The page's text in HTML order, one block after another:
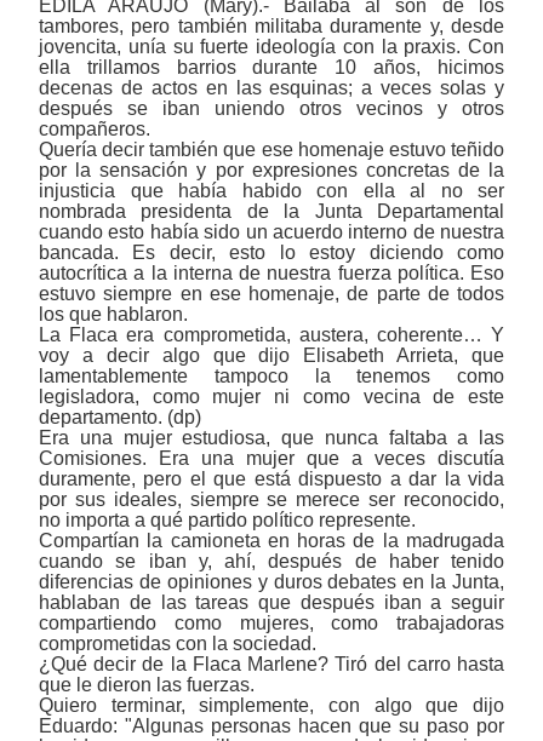
EDILA ARAÚJO (Mary).- Bailaba al son de los
tambores, pero también militaba duramente y, desde
jovencita, unía su fuerte ideología con la praxis. Con
ella trillamos barrios durante 10 años, hicimos
decenas de actos en las esquinas; a veces solas y
después se iban uniendo otros vecinos y otros
compañeros.
Quería decir también que ese homenaje estuvo teñido
por la sensación y por expresiones concretas de la
injusticia que había habido con ella al no ser
nombrada presidenta de la Junta Departamental
cuando esto había sido un acuerdo interno de nuestra
bancada. Es decir, esto lo estoy diciendo como
autocrítica a la interna de nuestra fuerza política. Eso
estuvo siempre en ese homenaje, de parte de todos
los que hablaron.
La Flaca era comprometida, austera, coherente… Y
voy a decir algo que dijo Elisabeth Arrieta, que
lamentablemente tampoco la tenemos como
legisladora, como mujer ni como vecina de este
departamento. (dp)
Era una mujer estudiosa, que nunca faltaba a las
Comisiones. Era una mujer que a veces discutía
duramente, pero el que está dispuesto a dar la vida
por sus ideales, siempre se merece ser reconocido,
no importa a qué partido político represente.
Compartían la camioneta en horas de la madrugada
cuando se iban y, ahí, después de haber tenido
diferencias de opiniones y duros debates en la Junta,
hablaban de las tareas que después iban a seguir
compartiendo como mujeres, como trabajadoras
comprometidas con la sociedad.
¿Qué decir de la Flaca Marlene? Tiró del carro hasta
que le dieron las fuerzas.
Quiero terminar, simplemente, con algo que dijo
Eduardo: "Algunas personas hacen que su paso por